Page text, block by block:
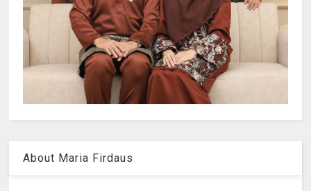
About Maria Firdaus